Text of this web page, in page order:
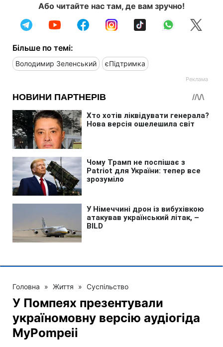
Або читайте нас там, де вам зручно!
Більше по темі:
Володимир Зеленський єПідтримка
Головна » Життя » Суспільство
У Помпеях презентували
україномовну версію аудіогіда
MyPompeii